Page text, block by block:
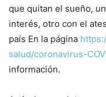
que quitan el sueño,
interés, otro con el
país En la página
salud/coronavirus-
información.